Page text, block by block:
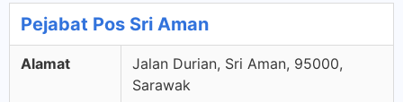
Pejabat Pos Sri Aman
Alamat
Jalan Durian, Sri Aman, 95000,
Sarawak